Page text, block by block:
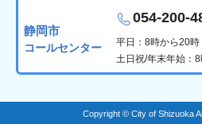
静岡市
コールセンター
054-200-
平日：8時から20時
土日祝/年末年始：
Copyright © City of Shizuoka